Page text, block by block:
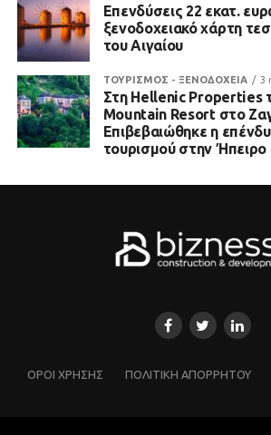
Επενδύσεις 22 εκατ.
ξενοδοχειακό χάρτη
του Αιγαίου
ΤΟΥΡΙΣΜΟΣ - ΞΕΝΟΔΟΧΕΙΑ 3
Στη Hellenic Properties
Mountain Resort στο
Επιβεβαιώθηκε η
τουρισμού στην Ήπειρο
ΌΡΟΙ ΧΡΗΣΗΣ ΠΟΛΙΤΙΚΗ ΑΠΟΡΡΗΤΟΥ